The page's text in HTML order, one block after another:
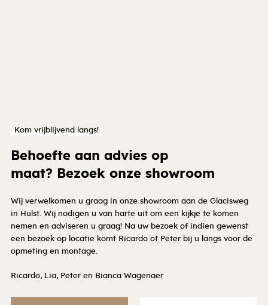
Kom vrijblijvend langs!
Behoefte aan advies op
maat? Bezoek onze showroom
Wij verwelkomen u graag in onze showroom aan de Glacisweg
in Hulst. Wij nodigen u van harte uit om een kijkje te komen
nemen en adviseren u graag! Na uw bezoek of indien gewenst
een bezoek op locatie komt Ricardo of Peter bij u langs voor de
opmeting en montage.
Ricardo, Lia, Peter en Bianca Wagenaer